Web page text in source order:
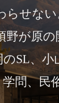
せな
が原
SL、
問、